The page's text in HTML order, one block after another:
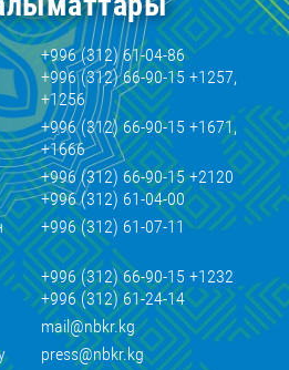
+996 (312) 61-04-86
+996 (312) 66-90-15 +1257,
+1256
+996 (312) 66-90-15 +1671,
+1666
+996 (312) 66-90-15 +2120
+996 (312) 61-04-00
+996 (312) 61-07-11
+996 (312) 66-90-15 +1232
+996 (312) 61-24-14
mail@nbkr.kg
press@nbkr.kg